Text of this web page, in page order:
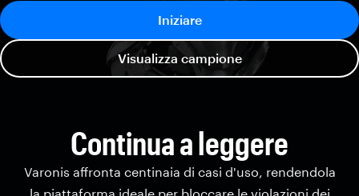
Iniziare
Visualizza campione
Continua a leggere
Varonis affronta centinaia di casi d'uso, rendendola